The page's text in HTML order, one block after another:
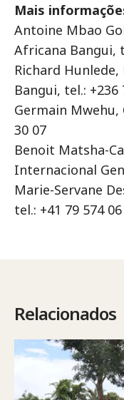
Mais
Antoine Mbao
Africana Bangui,
Richard
Bangui, tel.: +236
Germain Mwehu,
30 07
Benoit Matsha-
Internacional
Marie-Servane
tel.: +41 79 574
Relacionados